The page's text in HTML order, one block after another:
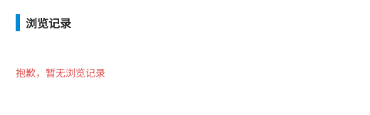
浏览记录
抱歉，暂无浏览记录